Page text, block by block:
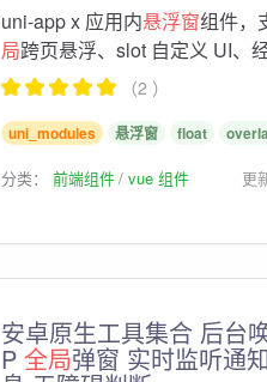
uni-app x 应用内悬浮窗组件，
局跨页悬浮、slot 自定义 UI、
（2 ）
uni_modules 悬浮窗 float
分类： 前端组件 vue 组件 更
安卓原生工具集合 后台
P 全局弹窗 实时监听通